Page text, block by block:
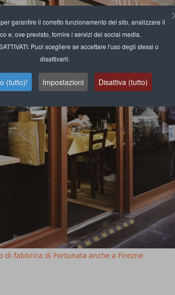
garantire il corretto funzionamento del sito, analizzare il
e, ove previsto, fornire i servizi dei social media.
Puoi scegliere se accettare l'uso degli stessi o
disattivarli.
(tutto)! Impostazioni Disattiva (tutto)
di fabbrica di Fortunata anche a Firezne